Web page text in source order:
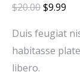
$20.00$9.99
Duis feugiat
habitasse
libero.